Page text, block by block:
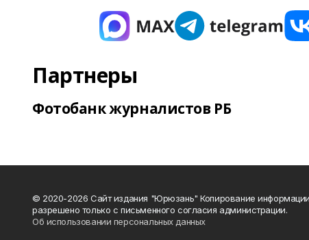
Партнеры
Фотобанк журналистов РБ
© 2020-2026 Сайт издания "Юрюзань" Копирование
разрешено только с письменного согласия администрации.
Об использовании персональных данных